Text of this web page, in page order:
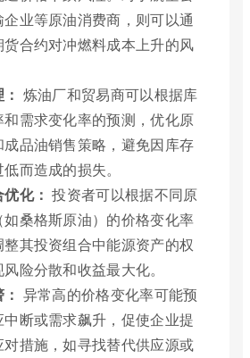
业等原油消费商，则可以通
合约对冲燃料成本上升的风
炼油厂和贸易商可以根据库
需求变化率的预测，优化原
品油销售策略，避免因库存
而造成的损失。
化： 投资者可以根据不同原
桑格斯原油）的价格变化率
其投资组合中能源资产的权
险分散和收益最大化。
异常高的价格变化率可能预
断或需求飙升，促使企业提
措施，如寻找替代供应源或